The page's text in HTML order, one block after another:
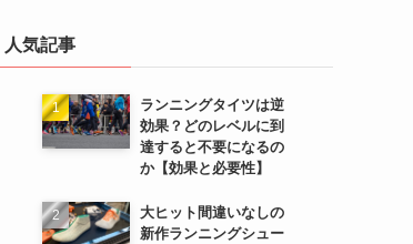
人気記事
ランニングタイツは逆
効果？どのレベルに到
達すると不要になるの
か【効果と必要性】
大ヒット間違いなしの
新作ランニングシュー